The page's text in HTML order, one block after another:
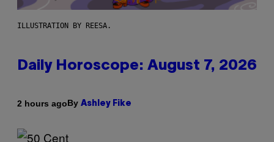
ILLUSTRATION BY REESA.
Daily Horoscope: August 7, 2026
2 hours agoBy Ashley Fike